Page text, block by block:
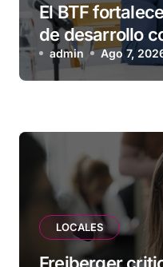
El BTF
de desarrollo
herramientas
empresas
admin Ago 7,
LOCALES